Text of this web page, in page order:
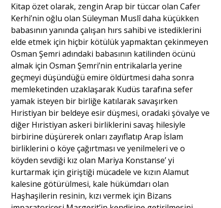
Kitap özet olarak, zengin Arap bir tüccar olan Cafer
Kerhi’nin oğlu olan Süleyman Muslî daha küçükken
babasının yanında çalışan hırs sahibi ve istediklerini
elde etmek için hiçbir kötülük yapmaktan çekinmeyen
Osman Şemri adındaki babasının katilinden öcünü
almak için Osman Şemri’nin entrikalarla yerine
geçmeyi düşündüğü emire öldürtmesi daha sonra
memleketinden uzaklaşarak Kudüs tarafına sefer
yamak isteyen bir birliğe katılarak savaşırken
Hıristiyan bir beldeye esir düşmesi, oradaki şövalye ve
diğer Hıristiyan askeri birliklerini savaş hilesiyle
birbirine düşürerek onları zayıflatıp Arap İslam
birliklerini o köye çağırtması ve yenilmeleri ve o
köyden sevdiği kız olan Mariya Konstanse’ yi
kurtarmak için giriştiği mücadele ve kızın Alamut
kalesine götürülmesi, kale hükümdarı olan
Haşhaşilerin resinin, kızı vermek için Bizans